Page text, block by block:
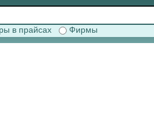
в прайсах Фирмы